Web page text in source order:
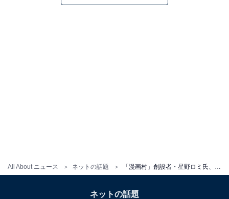
All About ニュース ネットの話題
ネットの話題